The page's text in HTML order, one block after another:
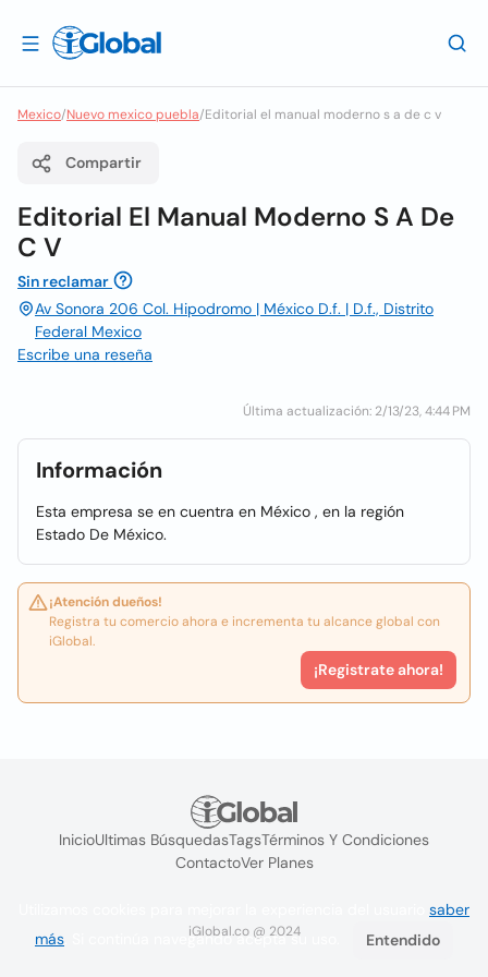
Mexico/Nuevo mexico puebla/Editorial el manual moderno s a de c v
Compartir
Editorial El Manual Moderno S A De
C V
Sin reclamar
Av Sonora 206 Col. Hipodromo | México D.f. | D.f., Distrito
Federal Mexico
Escribe una reseña
Última actualización: 2/13/23, 4:44 PM
Información
Esta empresa se en cuentra en México , en la región
Estado De México.
¡Atención dueños!
Registra tu comercio ahora e incrementa tu alcance global con
iGlobal.
¡Registrate ahora!
InicioUltimas BúsquedasTagsTérminos Y Condiciones
ContactoVer Planes
iGlobal.co @ 2024
saber
más . Si continúa navegando acepta su uso. Entendido